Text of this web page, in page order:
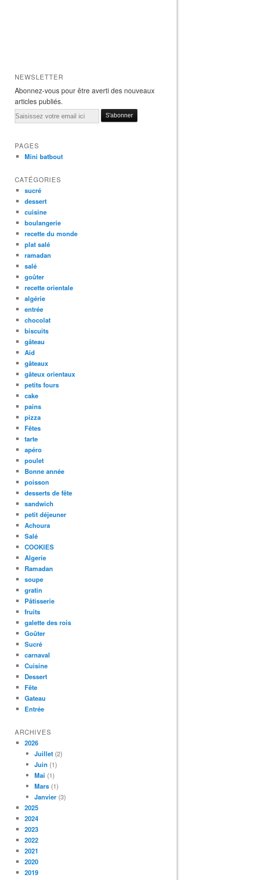
NEWSLETTER
Abonnez-vous pour être averti des nouveaux
articles publiés.
Email
PAGES
Mini batbout
CATÉGORIES
sucré
dessert
cuisine
boulangerie
recette du monde
plat salé
ramadan
salé
goûter
recette orientale
algérie
entrée
chocolat
biscuits
gâteau
Aid
gâteaux
gâteux orientaux
petits fours
cake
pains
pizza
Fêtes
tarte
apéro
poulet
Bonne année
poisson
desserts de fête
sandwich
petit déjeuner
Achoura
Salé
COOKIES
Algerie
Ramadan
soupe
gratin
Pâtisserie
fruits
galette des rois
Goûter
Sucré
carnaval
Cuisine
Dessert
Fête
Gateau
Entrée
ARCHIVES
2026
Juillet (2)
Juin (1)
Mai (1)
Mars (1)
Janvier (3)
2025
2024
2023
2022
2021
2020
2019